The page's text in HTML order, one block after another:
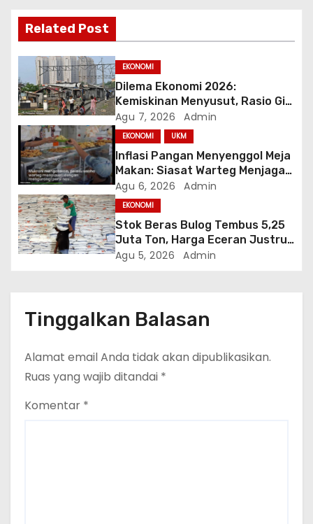
i
p
o
s
Related Post
EKONOMI
Dilema Ekonomi 2026:
Kemiskinan Menyusut, Rasio Gini
Mendorong Kesenjangan
Agu 7, 2026 Admin
EKONOMI UKM
Inflasi Pangan Menyenggol Meja
Makan: Siasat Warteg Menjaga
Harga Tetap Terjangkau
Agu 6, 2026 Admin
EKONOMI
Stok Beras Bulog Tembus 5,25
Juta Ton, Harga Eceran Justru
Naik 7 Bulan Berturut-Turut
Agu 5, 2026 Admin
Tinggalkan Balasan
Alamat email Anda tidak akan dipublikasikan.
Ruas yang wajib ditandai *
Komentar *